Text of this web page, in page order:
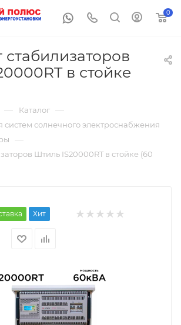
0
в стойке
— Каталог —
систем солнечного электроснабжения
—
Штиль IS20000RT в стойке (60
Хит